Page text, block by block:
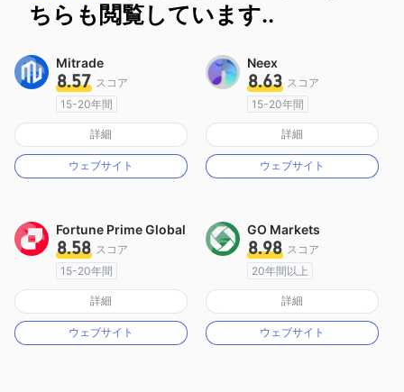
ちらも閲覧しています..
Mitrade
8.57 スコア
15-20年間
オーストラリア規制
マーケットメイキングライセンス（MM）
自社開発
詳細
ウェブサイト
Neex
8.63 スコア
15-20年間
オーストラリア規制
マーケットメイキングライセンス（MM）
MT4フルライセンス
詳細
ウェブサイト
Fortune Prime Global
8.58 スコア
15-20年間
オーストラリア規制
マーケットメイキングライセンス（MM）
MT4フルライセンス
詳細
ウェブサイト
GO Markets
8.98 スコア
20年間以上
オーストラリア規制
マーケットメイキングライセンス（MM）
cTrader
詳細
ウェブサイト